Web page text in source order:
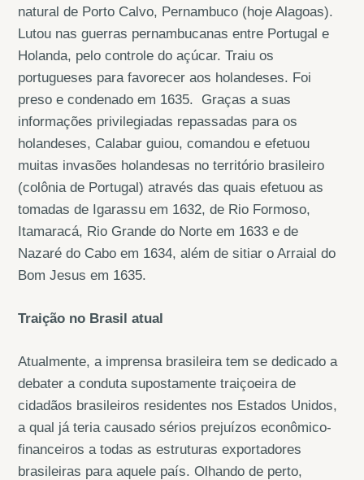
natural de Porto Calvo, Pernambuco (hoje Alagoas).
Lutou nas guerras pernambucanas entre Portugal e
Holanda, pelo controle do açúcar. Traiu os
portugueses para favorecer aos holandeses. Foi
preso e condenado em 1635. Graças a suas
informações privilegiadas repassadas para os
holandeses, Calabar guiou, comandou e efetuou
muitas invasões holandesas no território brasileiro
(colônia de Portugal) através das quais efetuou as
tomadas de Igarassu em 1632, de Rio Formoso,
Itamaracá, Rio Grande do Norte em 1633 e de
Nazaré do Cabo em 1634, além de sitiar o Arraial do
Bom Jesus em 1635.
Traição no Brasil atual
Atualmente, a imprensa brasileira tem se dedicado a
debater a conduta supostamente traiçoeira de
cidadãos brasileiros residentes nos Estados Unidos,
a qual já teria causado sérios prejuízos econômico-
financeiros a todas as estruturas exportadores
brasileiras para aquele país. Olhando de perto,